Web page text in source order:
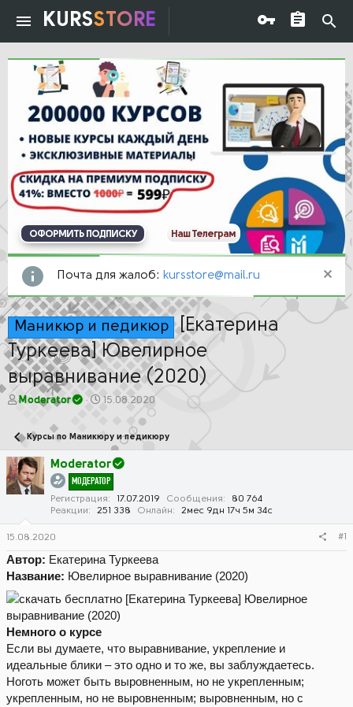
KURSSTORE
ОФОРМИТЬ ПОДПИСКУ Наш Телеграм
Почта для жалоб: kursstore@mail.ru
Маникюр и педикюр [Екатерина
Туркеева] Ювелирное
выравнивание (2020)
А
о
р
т
е
Moderator
Д
а
а
ч
а
л
а
15.08.2020
Курсы по Маникюру и педикюру
Moderator
МОДЕРАТОР
Регистрация 17.07.2019 Сообщения
80 764
Реакции
251 338 Онлайн 2мес 9дн 17ч 5м 34с
15.08.2020 #1
Автор: Екатерина Туркеева
Название: Ювелирное выравнивание (2020)
Немного о курсе
Если вы думаете, что выравнивание, укрепление и
идеальные блики – это одно и то же, вы заблуждаетесь.
Ноготь может быть выровненным, но не укрепленным;
укрепленным, но не выровненным; выровненным, но с